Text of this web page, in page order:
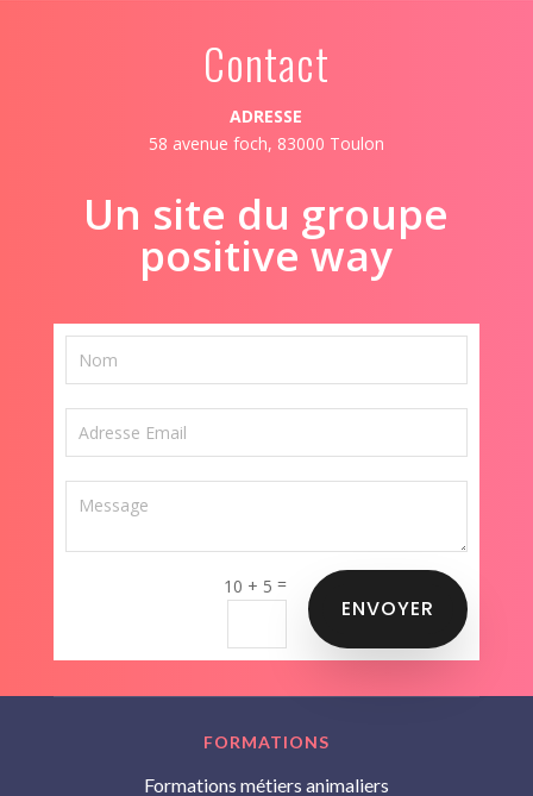
Contact
ADRESSE
58 avenue foch, 83000 Toulon
Un site du groupe
positive way
10 + 5 =
ENVOYER
FORMATIONS
Formations métiers animaliers